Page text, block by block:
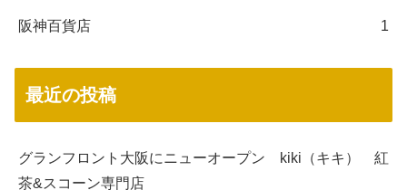
阪神百貨店 1
最近の投稿
グランフロント大阪にニューオープン kiki（キキ） 紅
茶&スコーン専門店